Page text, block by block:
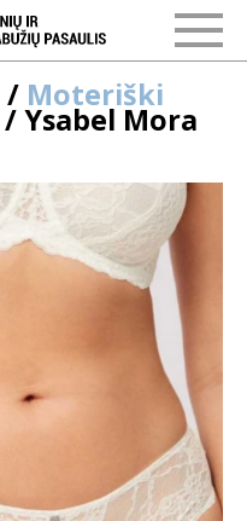
/ Moteriški
/ Ysabel Mora